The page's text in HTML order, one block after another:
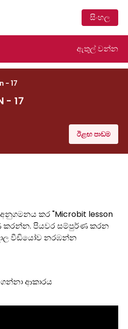
සිංහල
ඇතුල් වන්න
- 17
- 17
ඊළඟ පාඩම
කර "Microbit lesson
කරන්න. පියවර සම්පුර්ණ කරන
වීඩියෝව නරඹන්න
ආකාරය